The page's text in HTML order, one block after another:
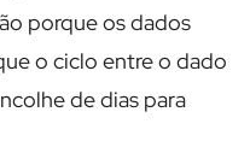
porque os dados
o ciclo entre o dado
de dias para